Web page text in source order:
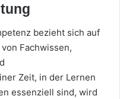
bezieht sich auf
Fachwissen,
Zeit, in der Lernen
essenziell sind, wird